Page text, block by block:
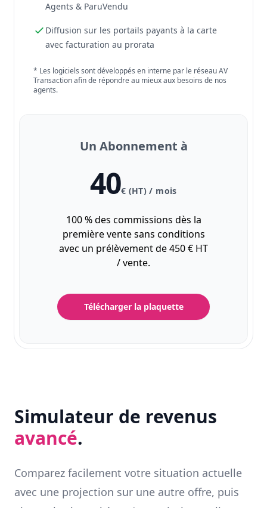
Agents & ParuVendu
Diffusion sur les portails payants à la carte
avec facturation au prorata
* Les logiciels sont développés en interne par le réseau AV
Transaction afin de répondre au mieux aux besoins de nos
agents.
Un Abonnement à
40€ (HT) / mois
100 % des commissions dès la
première vente sans conditions
avec un prélèvement de 450 € HT
/ vente.
Télécharger la plaquette
Simulateur de revenus
avancé.
Comparez facilement votre situation actuelle
avec une projection sur une autre offre, puis